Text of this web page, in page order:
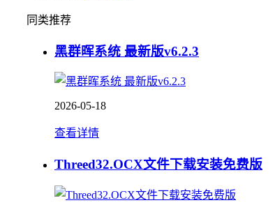
同类推荐
黑群晖系统 最新版v6.2.3
2026-05-18
查看详情
Threed32.OCX文件下载安装免费版